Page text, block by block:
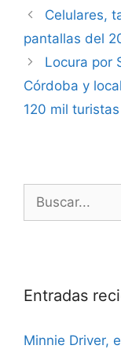
Celulares,
pantallas del
Locura por
Córdoba y
120 mil turistas
Entradas
Minnie Driver,